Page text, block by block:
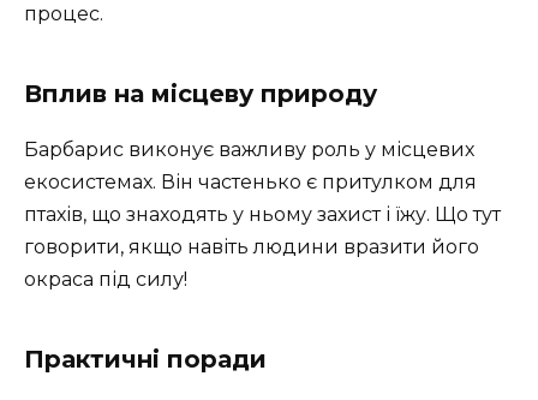
процес.
Вплив на місцеву природу
Барбарис виконує важливу роль у місцевих
екосистемах. Він частенько є притулком для
птахів, що знаходять у ньому захист і їжу. Що тут
говорити, якщо навіть людини вразити його
окраса під силу!
Практичні поради